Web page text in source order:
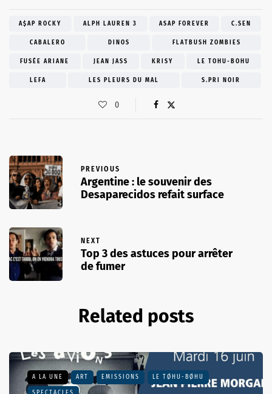
A$AP ROCKY ALPH LAUREN 3 ASAP FOREVER C.SEN
CABALERO DINOS FLATBUSH ZOMBIES
FUSÉE ARIANE JEAN JASS KRISY LE TOHU-BOHU
LEFA LES PLEURS DU MAL S.PRI NOIR
0
PREVIOUS
Argentine : le souvenir des
Desaparecidos refait surface
NEXT
Top 3 des astuces pour arrêter
de fumer
Related posts
A LA UNE ART EMISSIONS LE TØHU-BØHU
SPECTACLES